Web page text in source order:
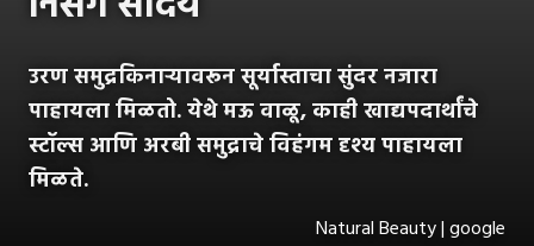
उरण समुद्रकिनाऱ्यावरून सूर्यास्ताचा सुंदर नजारा
पाहायला मिळतो. येथे मऊ वाळू, काही खाद्यपदार्थांचे
स्टॉल्स आणि अरबी समुद्राचे विहंगम दृश्य पाहायला
मिळते.
Natural Beauty | google